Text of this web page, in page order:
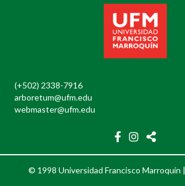
(+502) 2338-7916
arboretum@ufm.edu
webmaster@ufm.edu
© 1998 Universidad Francisco Marroquín |